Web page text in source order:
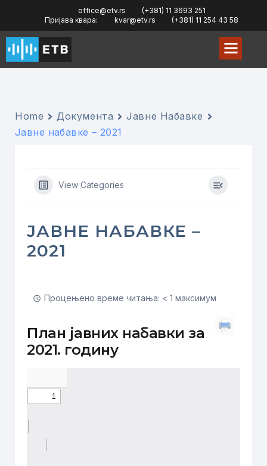
office@etv.rs
(+381) 11 3693 251
Пријава квара:
kvar@etv.rs (+381) 11 254 43 58
Home Документа
Јавне Набавке
Јавне набавке – 2021
View Categories
ЈАВНЕ НАБАВКЕ –
2021
Процењено време читања: < 1 максимум
План јавних набавки за
2021. годину